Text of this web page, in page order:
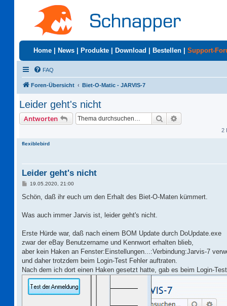
Home News Produkte Download Bestellen Support-
FAQ
Foren-Übersicht Biet-O-Matic - JARVIS-7
Leider geht's nicht
Antworten Suche
2
flexiblebird
Leider geht's nicht
B
i
a
19.05.2020, 21:00
Schön, daß ihr euch um den Erhalt des Biet-O-Maten kümmert.
Was auch immer Jarvis ist, leider geht's nicht.
Erste Hürde war, daß nach einem BOM Update durch DoUpdate.exe
zwar der eBay Benutzername und Kennwort erhalten blieb,
aber kein Haken an Fenster:Einstellungen...:Verbindung:Jarvis-7
und daher trotzdem beim Login-Test Fehler auftraten.
Nach dem ich dort einen Haken gesetzt hatte, gab es beim Login-